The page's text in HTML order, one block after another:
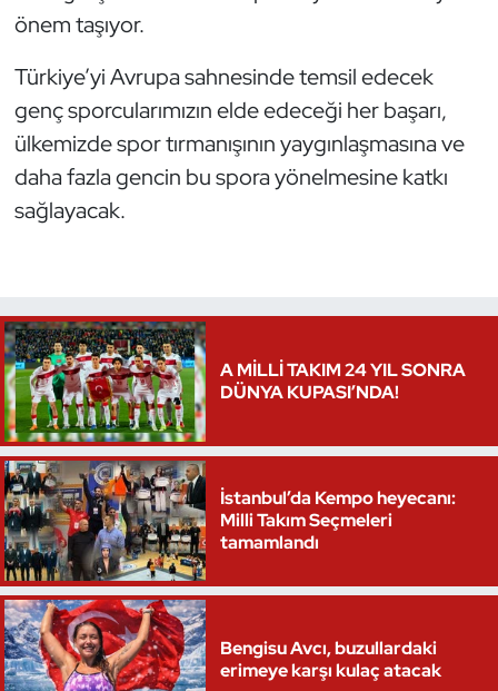
önem taşıyor.
Türkiye’yi Avrupa sahnesinde temsil edecek
genç sporcularımızın elde edeceği her başarı,
ülkemizde spor tırmanışının yaygınlaşmasına ve
daha fazla gencin bu spora yönelmesine katkı
sağlayacak.
A MİLLİ TAKIM 24 YIL SONRA
DÜNYA KUPASI’NDA!
İstanbul’da Kempo heyecanı:
Milli Takım Seçmeleri
tamamlandı
Bengisu Avcı, buzullardaki
erimeye karşı kulaç atacak
Triatlon
Voleybol
Vücut Geliştirme Fitness
Wushu Kungfu
Yüzme